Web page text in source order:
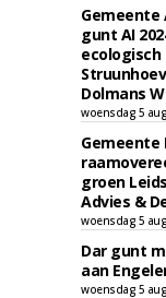
Gemeente
gunt AI
ecologisch
Dolmans
woensdag 5
Gemeente
groen
Advies &
woensdag 5
Dar gunt
aan
woensdag 5